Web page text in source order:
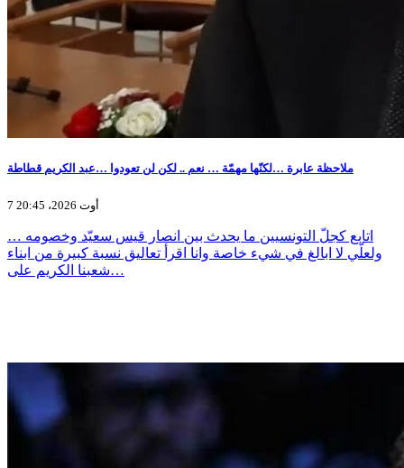
ملاحظة عابرة …لكنّها مهمّة … نعم .. لكن لن تعودوا …عبد الكريم قطاطة
7 أوت 2026، 20:45
اتابع كجلّ التونسيين ما يحدث بين انصار قيس سعيّد وخصومه …
ولعلّي لا ابالغ في شيء خاصة وانا اقرأ تعاليق نسبة كبيرة من ابناء
شعبنا الكريم على…